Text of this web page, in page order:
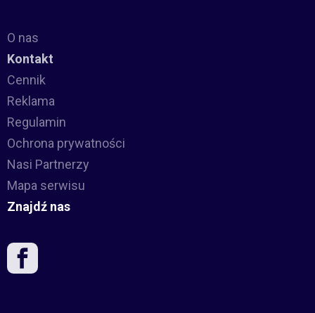
O nas
Kontakt
Cennik
Reklama
Regulamin
Ochrona prywatności
Nasi Partnerzy
Mapa serwisu
Znajdź nas